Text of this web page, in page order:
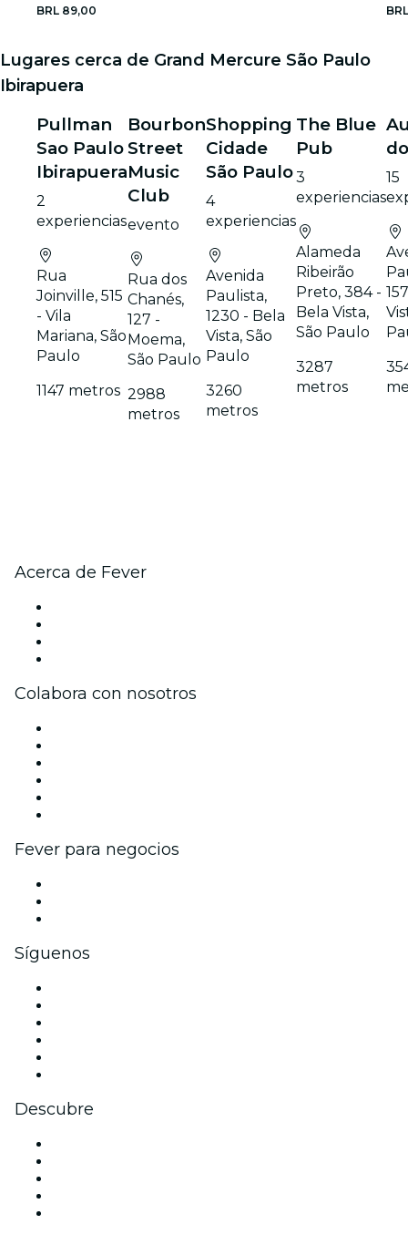
BRL 89,00
Lugares cerca de Grand Mercure São Paulo
Ibirapuera
Pullman
Sao Paulo
Ibirapuera
2
experiencias
Rua
Joinville, 515
- Vila
Mariana, São
Paulo
1147 metros
Bourbon
Street
Music
Club
evento
Rua dos
Chanés,
127 -
Moema,
São Paulo
2988
metros
Shopping
Cidade
São Paulo
4
experiencias
Avenida
Paulista,
1230 - Bela
Vista, São
Paulo
3260
metros
The Blue
Pub
3
experiencias
Alameda
Ribeirão
Preto, 384 -
Bela Vista,
São Paulo
3287
metros
15
Acerca de Fever
Colabora con nosotros
Fever para negocios
Síguenos
Descubre